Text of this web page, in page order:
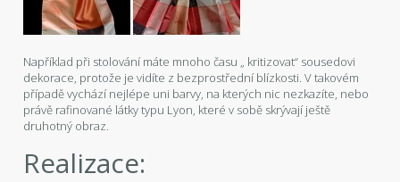
Například při stolování máte mnoho času „ kritizovat“ sousedovi
dekorace, protože je vidíte z bezprostřední blízkosti. V takovém
případě vychází nejlépe uni barvy, na kterých nic nezkazíte, nebo
právě rafinované látky typu Lyon, které v sobě skrývají ještě
druhotný obraz.
Realizace: